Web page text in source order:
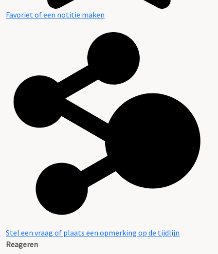
Favoriet of een notitie maken
Stel een vraag of plaats een opmerking op de tijdlijn
Reageren